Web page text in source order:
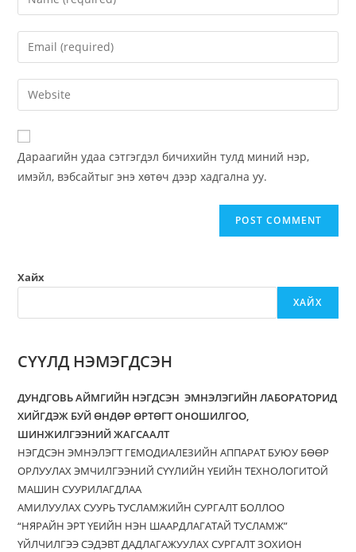
Дараагийн удаа сэтгэгдэл бичихийн тулд миний нэр,
имэйл, вэбсайтыг энэ хөтөч дээр хадгална уу.
Хайх
ХАЙХ
СҮҮЛД НЭМЭГДСЭН
ДУНДГОВЬ АЙМГИЙН НЭГДСЭН ЭМНЭЛЭГИЙН ЛАБОРАТОРИД
ХИЙГДЭЖ БУЙ ӨНДӨР ӨРТӨГТ ОНОШИЛГОО,
ШИНЖИЛГЭЭНИЙ ЖАГСААЛТ
НЭГДСЭН ЭМНЭЛЭГТ ГЕМОДИАЛЕЗИЙН АППАРАТ БУЮУ БӨӨР
ОРЛУУЛАХ ЭМЧИЛГЭЭНИЙ СҮҮЛИЙН ҮЕИЙН ТЕХНОЛОГИТОЙ
МАШИН СУУРИЛАГДЛАА
АМИЛУУЛАХ СУУРЬ ТУСЛАМЖИЙН СУРГАЛТ БОЛЛОО
“НЯРАЙН ЭРТ ҮЕИЙН НЭН ШААРДЛАГАТАЙ ТУСЛАМЖ”
ҮЙЛЧИЛГЭЭ СЭДЭВТ ДАДЛАГАЖУУЛАХ СУРГАЛТ ЗОХИОН